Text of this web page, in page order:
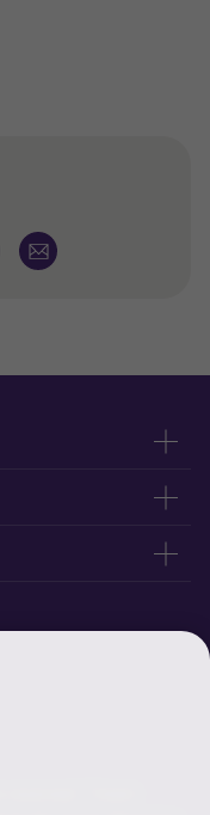
グ・インターナショ
“Grant